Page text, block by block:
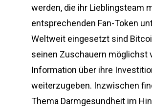
werden, die ihr Lieblingsteam
entsprechenden Fan-Token
Weltweit eingesetzt sind
seinen Zuschauern möglichst
Information über ihre
weiterzugeben. Inzwischen
Thema Darmgesundheit im